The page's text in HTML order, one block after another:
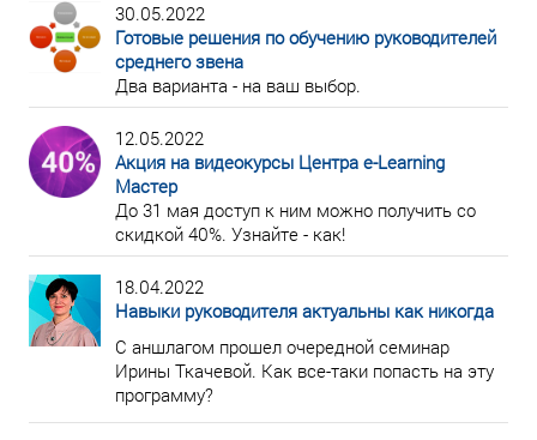
30.05.2022
Готовые решения по обучению руководителей
среднего звена
Два варианта - на ваш выбор.
12.05.2022
Акция на видеокурсы Центра e-Learning
Мастер
До 31 мая доступ к ним можно получить со
скидкой 40%. Узнайте - как!
18.04.2022
Навыки руководителя актуальны как никогда
С аншлагом прошел очередной семинар
Ирины Ткачевой. Как все-таки попасть на эту
программу?